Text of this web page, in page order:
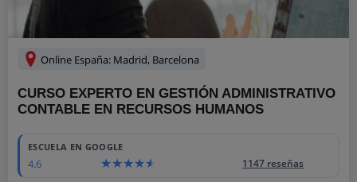
Online España: Madrid, Barcelona
CURSO EXPERTO EN GESTIÓN ADMINISTRATIVO
CONTABLE EN RECURSOS HUMANOS
ESCUELA EN GOOGLE
4.6 1147 reseñas